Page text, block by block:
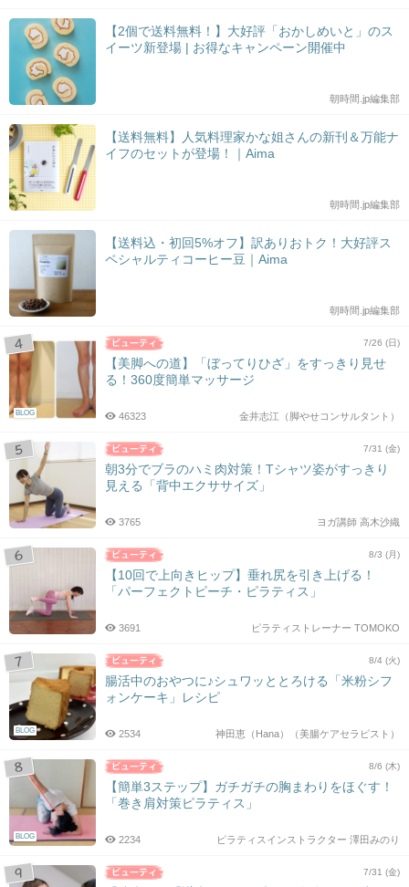
【2個で送料無料！】大好評「おかしめいと」のス
イーツ新登場 | お得なキャンペーン開催中
朝時間.jp編集部
【送料無料】人気料理家かな姐さんの新刊＆万能ナ
イフのセットが登場！｜Aima
朝時間.jp編集部
【送料込・初回5%オフ】訳ありおトク！大好評ス
ペシャルティコーヒー豆｜Aima
朝時間.jp編集部
BLOG
7/26 (日)
【美脚への道】「ぼってりひざ」をすっきり見せ
る！360度簡単マッサージ
金井志江（脚やせコンサルタント）
46323
7/31 (金)
朝3分でブラのハミ肉対策！Tシャツ姿がすっきり
見える「背中エクササイズ」
ヨガ講師 高木沙織
3765
8/3 (月)
【10回で上向きヒップ】垂れ尻を引き上げる！
「パーフェクトピーチ・ピラティス」
ピラティストレーナー TOMOKO
3691
BLOG
8/4 (火)
腸活中のおやつに♪シュワッととろける「米粉シフ
ォンケーキ」レシピ
神田恵（Hana）（美腸ケアセラピスト）
2534
BLOG
8/6 (木)
【簡単3ステップ】ガチガチの胸まわりをほぐす！
「巻き肩対策ピラティス」
ピラティスインストラクター 澤田みのり
2234
7/31 (金)